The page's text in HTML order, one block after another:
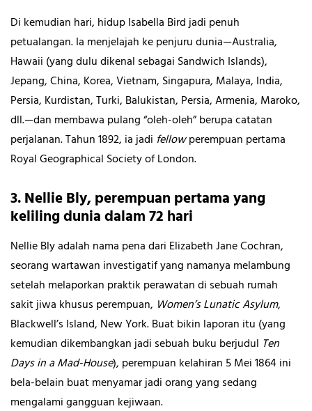
Di kemudian hari, hidup Isabella Bird jadi penuh
petualangan. Ia menjelajah ke penjuru dunia—Australia,
Hawaii (yang dulu dikenal sebagai Sandwich Islands),
Jepang, China, Korea, Vietnam, Singapura, Malaya, India,
Persia, Kurdistan, Turki, Balukistan, Persia, Armenia, Maroko,
dll.—dan membawa pulang “oleh-oleh” berupa catatan
perjalanan. Tahun 1892, ia jadi fellowperempuan pertama
Royal Geographical Society of London.
3. Nellie Bly, perempuan pertama yang
keliling dunia dalam 72 hari
Nellie Bly adalah nama pena dari Elizabeth Jane Cochran,
seorang wartawan investigatif yang namanya melambung
setelah melaporkan praktik perawatan di sebuah rumah
sakit jiwa khusus perempuan, Women’s Lunatic Asylum,
Blackwell’s Island, New York. Buat bikin laporan itu (yang
kemudian dikembangkan jadi sebuah buku berjudul Ten
Days in a Mad-House), perempuan kelahiran 5 Mei 1864 ini
bela-belain buat menyamar jadi orang yang sedang
mengalami gangguan kejiwaan.